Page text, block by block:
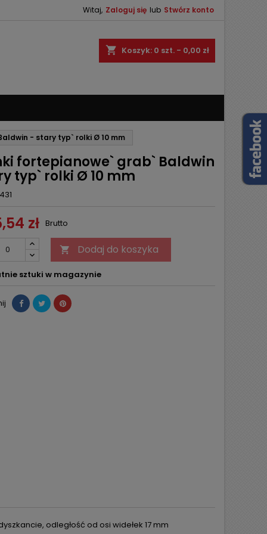
Witaj, Zaloguj się lub Stwórz konto
shopping_cart Koszyk: 0 szt. - 0,00 zł
- stary typ` rolki Ø 10 mm
fortepianowe` grab` Baldwin
typ` rolki Ø 10 mm
zł Brutto
 Dodaj do koszyka
sztuki w magazynie
odległość od osi widełek 17 mm